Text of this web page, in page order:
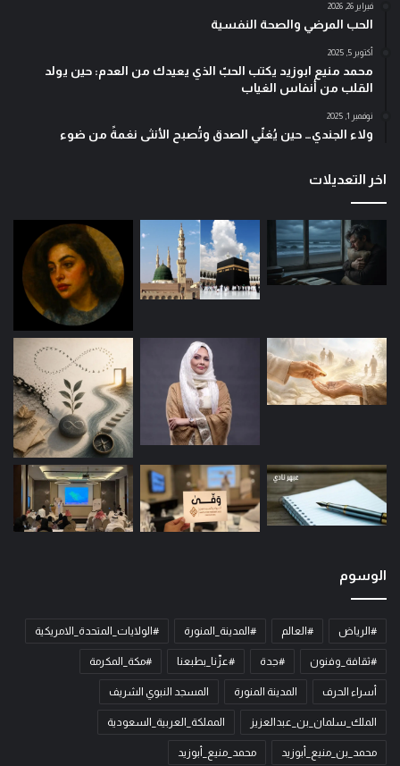
فبراير 26, 2026
الحب المرضي والصحة النفسية
أكتوبر 5, 2025
محمد منيع ابوزيد يكتب الحبّ الذي يعيدك من العدم: حين يولد
القلب من أنفاس الغياب
نوفمبر 1, 2025
ولاء الجندي… حين يُغنّي الصدق وتُصبح الأنثى نغمةً من ضوء
اخر التعديلات
الوسوم
#الرياض #العالم #المدينة_المنورة #الولايات_المتحدة_الامريكية
#ثقافة_وفنون #جدة #عزّنا_بطبعنا #مكة_المكرمة
أسراء الحرف المدينة المنورة المسجد النبوي الشريف
الملك_سلمان_بن_عبدالعزيز المملكة_العربية_السعودية
محمد_بن_منيع_أبوزيد محمد_منيع_أبوزيد